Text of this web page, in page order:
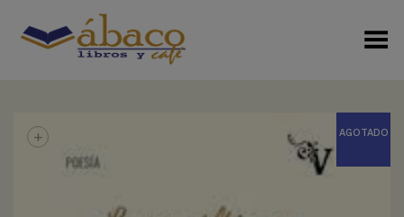
Menú Alterno
AGOTADO
+